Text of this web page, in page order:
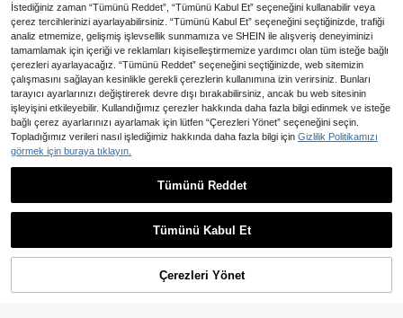
Juhart
4,78 20K Takipçiler
g***e 5 saat önce'i takip etti
4,78 20K Takipçiler
4,78 20K Takipçiler
20K Takipçiler
4,78 20K Takipçiler
70K Yakın zamanda satıldı 12K Yeniden satın alma
Bu mağaza「Trendler Mağazası」olarak seçildi
Takip Et Tüm Ürünler
,61TL 514,73TL
Benzer stokta olan ürünleri göster Tümünü Görüntüle
TÜKENDI
İstediğiniz zaman “Tümünü Reddet”, “Tümünü Kabul Et” seçeneğini kullanabilir veya
çerez tercihlerinizi ayarlayabilirsiniz. “Tümünü Kabul Et” seçeneğini seçtiğinizde, trafiği
analiz etmemize, gelişmiş işlevsellik sunmamıza ve SHEIN ile alışveriş deneyiminizi
tamamlamak için içeriği ve reklamları kişiselleştirmemize yardımcı olan tüm isteğe bağlı
çerezleri ayarlayacağız. “Tümünü Reddet” seçeneğini seçtiğinizde, web sitemizin
çalışmasını sağlayan kesinlikle gerekli çerezlerin kullanımına izin verirsiniz. Bunları
tarayıcı ayarlarınızı değiştirerek devre dışı bırakabilirsiniz, ancak bu web sitesinin
işleyişini etkileyebilir. Kullandığımız çerezler hakkında daha fazla bilgi edinmek ve isteğe
bağlı çerez ayarlarınızı ayarlamak için lütfen “Çerezleri Yönet” seçeneğini seçin.
Topladığımız verileri nasıl işlediğimiz hakkında daha fazla bilgi için Gizlilik Politikamızı
görmek için buraya tıklayın.
Tümünü Reddet
Tümünü Kabul Et
Çerezleri Yönet